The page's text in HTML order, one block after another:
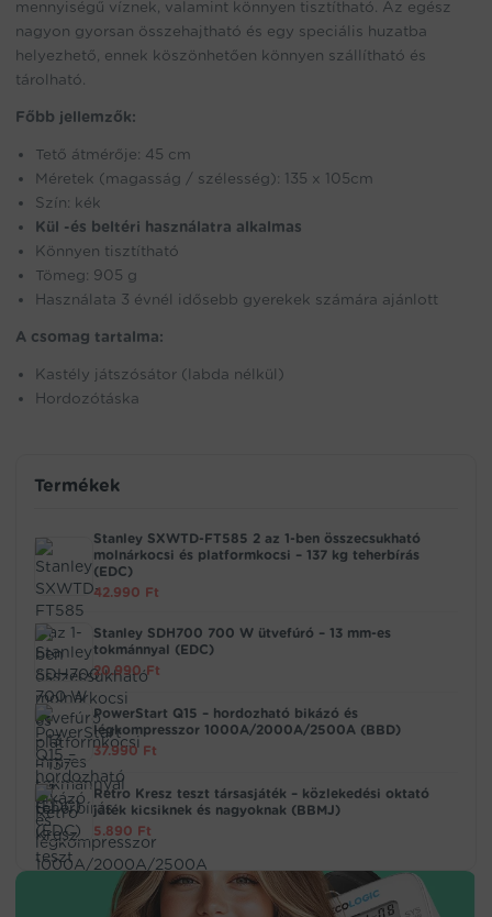
mennyiségű víznek, valamint könnyen tisztítható. Az egész
nagyon gyorsan összehajtható és egy speciális huzatba
helyezhető, ennek köszönhetően könnyen szállítható és
tárolható.
Főbb jellemzők:
Tető átmérője: 45 cm
Méretek (magasság / szélesség): 135 x 105cm
Szín: kék
Kül -és beltéri használatra alkalmas
Könnyen tisztítható
Tömeg: 905 g
Használata 3 évnél idősebb gyerekek számára ajánlott
A csomag tartalma:
Kastély játszósátor (labda nélkül)
Hordozótáska
Termékek
Stanley SXWTD-FT585 2 az 1-ben összecsukható
molnárkocsi és platformkocsi – 137 kg teherbírás
(EDC)
42.990 Ft
Stanley SDH700 700 W ütvefúró – 13 mm-es
tokmánnyal (EDC)
20.990Ft
PowerStart Q15 – hordozható bikázó és
légkompresszor 1000A/2000A/2500A (BBD)
37.990 Ft
Retro Kresz teszt társasjáték – közlekedési oktató
játék kicsiknek és nagyoknak (BBMJ)
5.890 Ft